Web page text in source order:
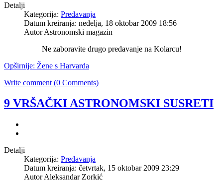
Detalji
Kategorija: Predavanja
Datum kreiranja: nedelja, 18 oktobar 2009 18:56
Autor Astronomski magazin
Ne zaboravite drugo predavanje na Kolarcu!
Opširnije: Žene s Harvarda
Write comment (0 Comments)
9 VRŠAČKI ASTRONOMSKI SUSRETI
Detalji
Kategorija: Predavanja
Datum kreiranja: četvrtak, 15 oktobar 2009 23:29
Autor Aleksandar Zorkić